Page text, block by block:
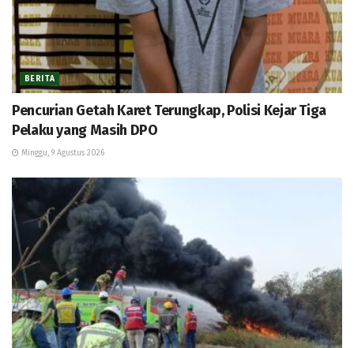
BERITA
Pencurian Getah Karet Terungkap, Polisi Kejar Tiga
Pelaku yang Masih DPO
Minggu, 9 Agustus 2026